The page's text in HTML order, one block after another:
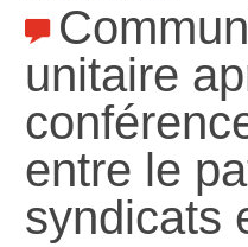
unitaire
entre le
syndicats